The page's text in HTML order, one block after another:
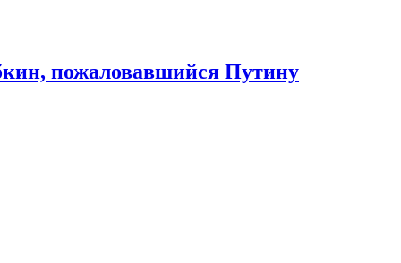
пожаловавшийся Путину